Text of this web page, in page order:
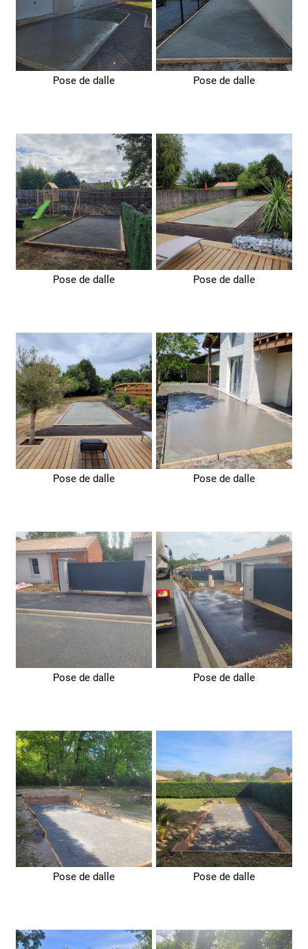
Pose de dalle Pose de dalle
Pose de dalle Pose de dalle
Pose de dalle Pose de dalle
Pose de dalle Pose de dalle
Pose de dalle Pose de dalle